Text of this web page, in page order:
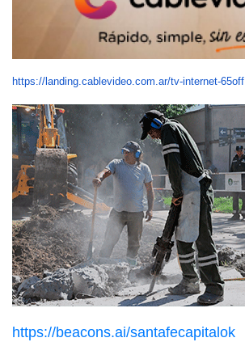
https://landing.cablevideo.com.ar/tv-internet-65off
https://beacons.ai/santafecapitalok